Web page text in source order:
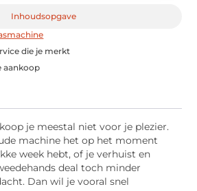
Inhoudsopgave
die je merkt
aankoop
je meestal niet voor je plezier.
machine het op het moment
week hebt, of je verhuist en
deal toch minder
Dan wil je vooral snel